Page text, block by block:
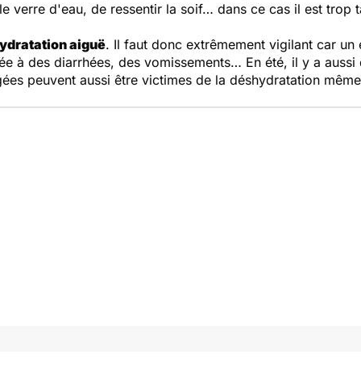
verre d'eau, de ressentir la soif… dans ce cas il est trop
aiguë. Il faut donc extrêmement vigilant car un
à des diarrhées, des vomissements… En été, il y a aussi
peuvent aussi être victimes de la déshydratation